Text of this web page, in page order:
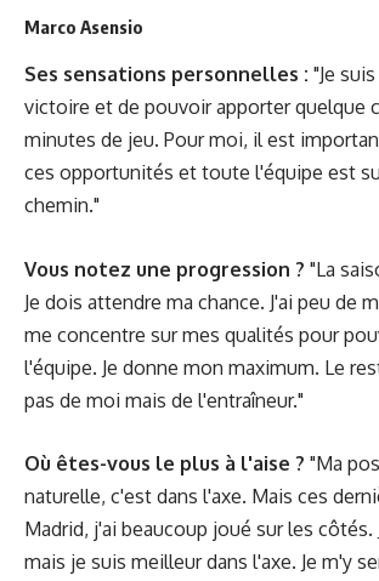
Marco Asensio
Ses sensations personnelles : "Je
victoire et de pouvoir apporter quelque
minutes de jeu. Pour moi, il est
ces opportunités et toute l'équipe est
chemin."
Vous notez une progression ? "La
Je dois attendre ma chance. J'ai peu de
me concentre sur mes qualités pour
l'équipe. Je donne mon maximum. Le
pas de moi mais de l'entraîneur."
Où êtes-vous le plus à l'aise ? "Ma
naturelle, c'est dans l'axe. Mais ces
Madrid, j'ai beaucoup joué sur les côtés.
mais je suis meilleur dans l'axe. Je m'y